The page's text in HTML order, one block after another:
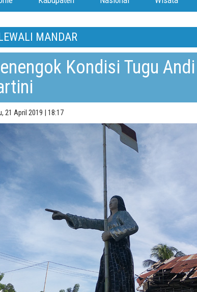
MANDAR
Kondisi Tugu
21 April 2019 | 18:17